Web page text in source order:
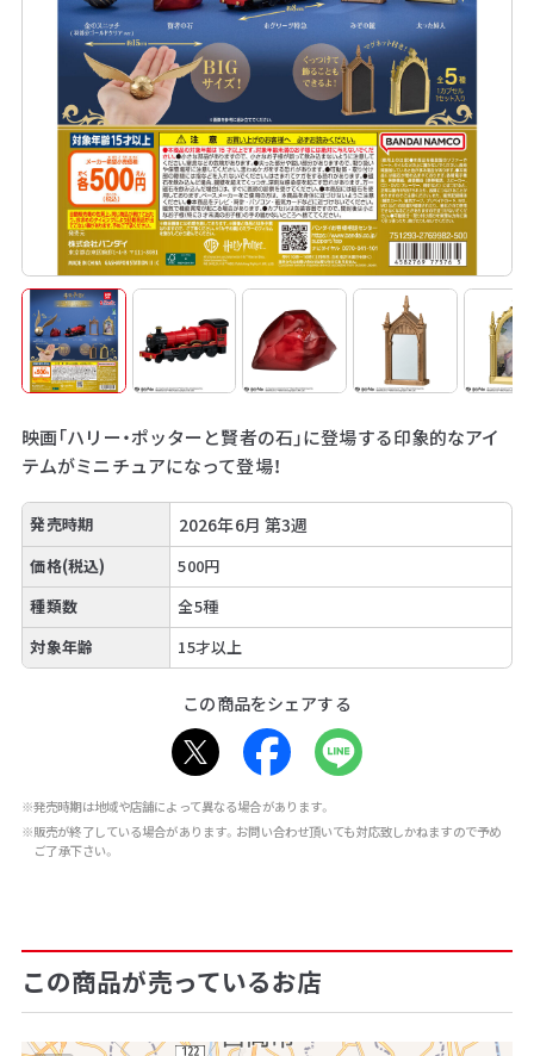
映画「ハリー・ポッターと賢者の石」に登場する印象的なアイ
テムがミニチュアになって登場！
発売時期 2026年6月 第3週
価格(税込)
500円
種類数
全5種
対象年齢
15才以上
この商品をシェアする
※発売時期は地域や店舗によって異なる場合があります。
※販売が終了している場合があります。お問い合わせ頂いても対応致しかねますので予め
ご了承下さい。
この商品が売っているお店